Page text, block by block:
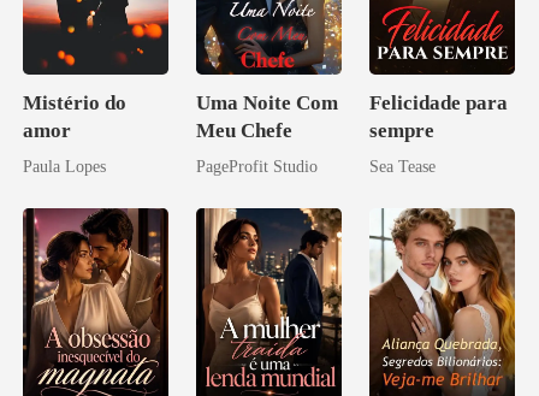
Mistério do
amor
Paula Lopes
Uma Noite Com
Meu Chefe
PageProfit Studio
Felicidade para
sempre
Sea Tease